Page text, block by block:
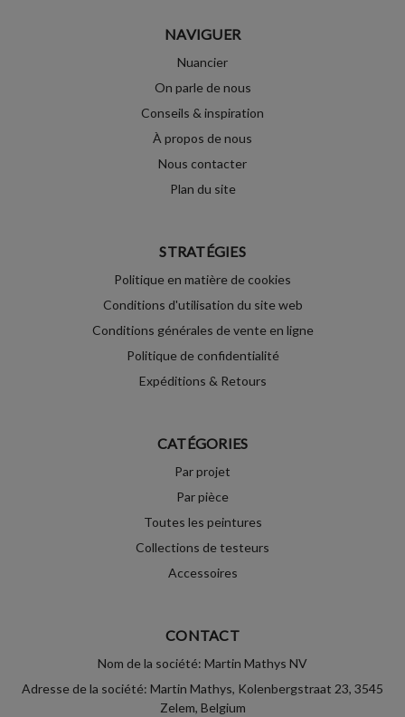
NAVIGUER
Nuancier
On parle de nous
Conseils & inspiration
À propos de nous
Nous contacter
Plan du site
STRATÉGIES
Politique en matière de cookies
Conditions d'utilisation du site web
Conditions générales de vente en ligne
Politique de confidentialité
Expéditions & Retours
CATÉGORIES
Par projet
Par pièce
Toutes les peintures
Collections de testeurs
Accessoires
CONTACT
Nom de la société: Martin Mathys NV
Adresse de la société: Martin Mathys, Kolenbergstraat 23, 3545
Zelem, Belgium